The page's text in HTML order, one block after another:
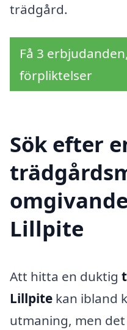
trädgård.
Få 3
förpliktelser
Sök efter
Lillpite
Att hitta en duktig
Lillpite kan ibland
utmaning, men